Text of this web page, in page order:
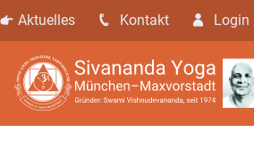
Aktuelles Kontakt Login